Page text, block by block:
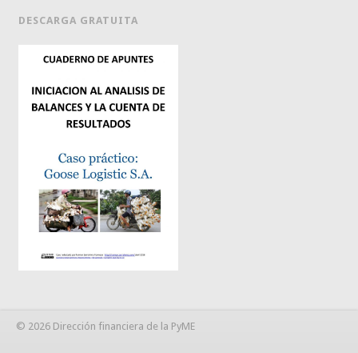
DESCARGA GRATUITA
© 2026 Dirección financiera de la PyME